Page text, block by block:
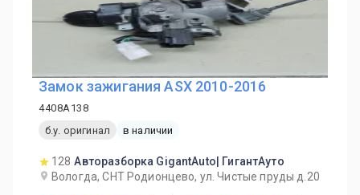
Замок зажигания ASX 2010-2016
4408A138
б.у. оригинал
в наличии
128 Авторазборка GigantAuto| ГигантАуто
Вологда, СНТ Родионцево, ул. Чистые пруды д.20